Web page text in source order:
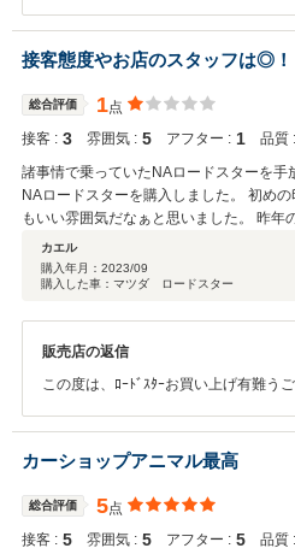
これからとても楽しみです。
お客様のご要望にお応え出来ます様、
参ります。ささいな事でも､気になる
い。お言葉毎日耳わ立てて お待ち致
備が、揃いました、お越しください。
さい。 お待ちしております。寒くなっ
さい。有り難う御座いました。
接客態度やお店のスタッフは◎！
総合評価 1点
接客 : 3 雰囲気 : 5 アフター : 1 品質 :
諸事情で乗っていたNAロードスターを
NAロードスターを購入しました。 初め
もいい雰囲気だなぁと思いました。 昨年
しまっていたのと古い年式の車なので経
の割には）多く、購入を見送ろうと思っ
したパーツ（幌など）を新品に交換、板
した。 が、８月末日になっても連絡1つ
「全て完璧に新車のように仕上げている
方ないかなと気長に待つことにしました
なっているのかとワクワクしながら足を
ピカのロードスター！！！があったらよ
と奇麗かもしれませんが、まず幌のウェ
い、板金後の磨きが雑なので塗装もがた
カエル
購入年月： 2023/09
購入した車：マツダ ロードスター
販売店の返信
この度は、ﾛｰﾄﾞｽﾀｰお買い上げ有難う
申し訳ございません。 板金ペイントは、真剣に外注にて作業させて頂
きました。幌に付きましては、私の工
ておりました。又交換したい古い部品
ざいません。、 今後 納車整備＆交換
り組んで参ります。 又お客様は、メカ
カーショップアニマル最高
総合評価 5点
接客 : 5 雰囲気 : 5 アフター : 5 品質 :